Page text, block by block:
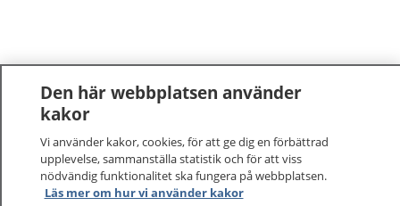
Den här webbplatsen använder
kakor
Vi använder kakor, cookies, för att ge dig en förbättrad
upplevelse, sammanställa statistik och för att viss
nödvändig funktionalitet ska fungera på webbplatsen.
Läs mer om hur vi använder kakor